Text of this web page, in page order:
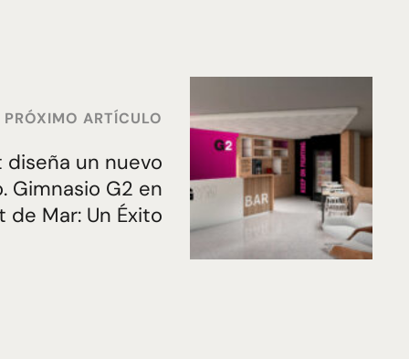
PRÓXIMO ARTÍCULO
diseña un nuevo
Gimnasio G2 en
de Mar: Un Éxito